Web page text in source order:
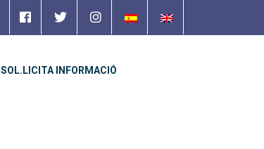
SOL.LICITA INFORMACIÓ